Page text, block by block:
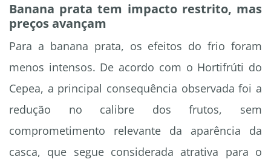
Banana prata tem impacto restrito, mas
preços avançam
Para a banana prata, os efeitos do frio foram
menos intensos. De acordo com o Hortifrúti do
Cepea, a principal consequência observada foi a
redução no calibre dos frutos, sem
comprometimento relevante da aparência da
casca, que segue considerada atrativa para o